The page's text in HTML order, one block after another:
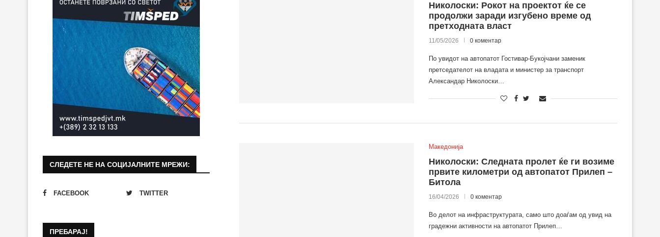
Николоски: Рокот на проектот ќе се
продолжи заради изгубено време од
претходната власт
11/05/2026 0 коментар
По увидот на автопатот Гостивар-Букојчани заменик
претседателот на владата и министер за транспорт
Александар Николоски…
Македонија
Николоски: Следната пролет ќе ги возиме
првите километри од автопатот Прилеп –
Битола
16/04/2026 0 коментар
Во делот на инфраструктурата, само што доаѓам од увид на
градежни активности на автопатот Прилеп…
СЛЕДЕТЕ НЕ НА СОЦИЈАЛНИТЕ МРЕЖИ:
FACEBOOK TWITTER
ПРЕБАРАЈ!